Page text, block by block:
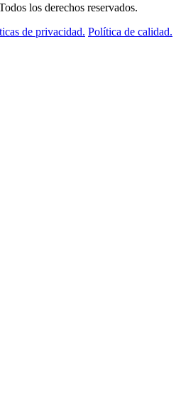
los derechos reservados.
de privacidad. Política de calidad.